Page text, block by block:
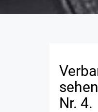
Nr. 4.